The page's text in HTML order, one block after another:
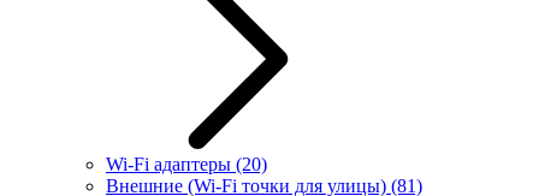
Wi-Fi адаптеры (20)
Внешние (Wi-Fi точки для улицы) (81)